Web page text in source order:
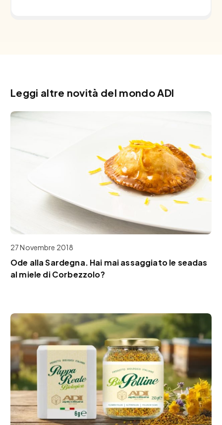
Leggi altre novità del mondo ADI
27 Novembre 2018
Ode alla Sardegna. Hai mai assaggiato le seadas
al miele di Corbezzolo?